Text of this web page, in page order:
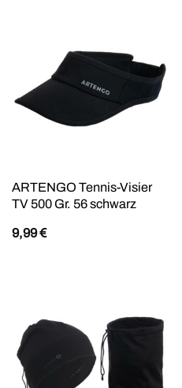
ARTENGO Tennis-Visier
TV 500 Gr. 56 schwarz
9,99€